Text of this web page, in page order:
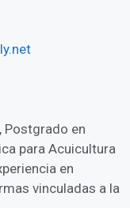
Postgrado en
para Acuicultura
en
vinculadas a la